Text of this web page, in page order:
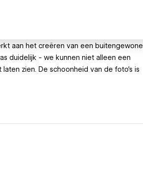
aan het creëren van een buitengewone
duidelijk - we kunnen niet alleen een
zien. De schoonheid van de foto's is